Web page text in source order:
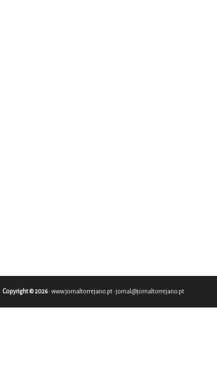
Copyright © 2026 • www.jornaltorrejano.pt • jornal@jornaltorrejano.pt